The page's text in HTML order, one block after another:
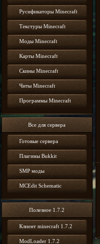
Русификаторы Minecraft
Текстуры Minecraft
Моды Minecraft
Карты Minecraft
Скины Minecraft
Читы Minecraft
Программы Minecraft
Все для сервера
Готовые сервера
Плагины Bukkit
SMP моды
MCEdit Schematic
Полезное 1.7.2
Клиент minecraft 1.7.2
ModLoader 1.7.2